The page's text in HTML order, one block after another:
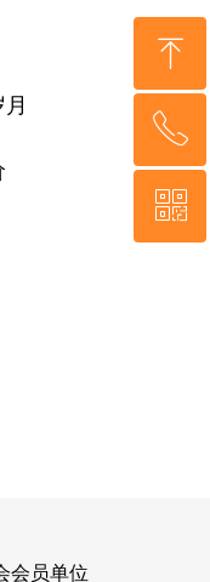
会员单位
ꁸ
回到顶部
ꂅ
19833606198
ꀥ